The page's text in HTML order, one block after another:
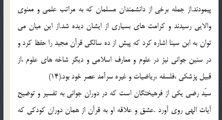
پيمودند.از جمله برخي از دانشمندان مسلمان که به مراتب علمي و معنوي
والايي رسيدند و کرامت هاي بسياري از ايشان ديده شد.از اين ميان مي
توان به ابن سينا اشاره کرد که پيش از ده سالگي قرآن مجيد را حفظ کرد و
در سنين جواني نيز در علوم و معارف اسلامي و ديگر شاخه هاي علوم ،از
قبيل پزشکي ،فلسفه ،رياضيات و غيره سرآمد عصر خود بود.(14)
سيّد رضي يکي از فرهيختگان است که در دوران جواني به تفسير و توضيح
آيات الهي روي آورد .عشق و علاقه او به قرآن از همان دوران کودکي که